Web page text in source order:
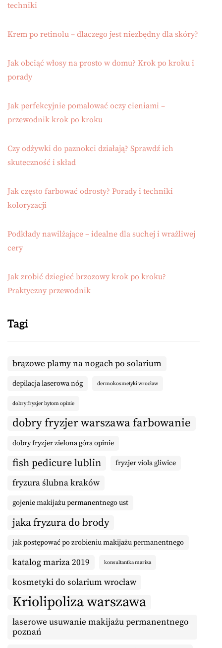
techniki
Krem po retinolu – dlaczego jest niezbędny dla skóry?
Jak obciąć włosy na prosto w domu? Krok po kroku i
porady
Jak perfekcyjnie pomalować oczy cieniami –
przewodnik krok po kroku
Czy odżywki do paznokci działają? Sprawdź ich
skuteczność i skład
Jak często farbować odrosty? Porady i techniki
koloryzacji
Podkłady nawilżające – idealne dla suchej i wrażliwej
cery
Jak zrobić dziegieć brzozowy krok po kroku?
Praktyczny przewodnik
Tagi
brązowe plamy na nogach po solarium
depilacja laserowa nóg dermokosmetyki wrocław
dobry fryzjer bytom opinie
dobry fryzjer warszawa farbowanie
dobry fryzjer zielona góra opinie
fish pedicure lublin fryzjer viola gliwice
fryzura ślubna kraków
gojenie makijażu permanentnego ust
jaka fryzura do brody
jak postępować po zrobieniu makijażu permanentnego
katalog mariza 2019 konsultantka mariza
kosmetyki do solarium wrocław
Kriolipoliza warszawa
laserowe usuwanie makijażu permanentnego
poznań